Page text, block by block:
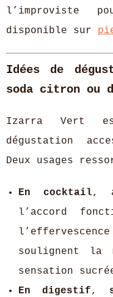
l’improviste
disponible sur
Idées de
soda citron ou
Izarra Vert
dégustation
Deux usages
En cocktail,
l’accord
soulignent la
sensation
En digestif,